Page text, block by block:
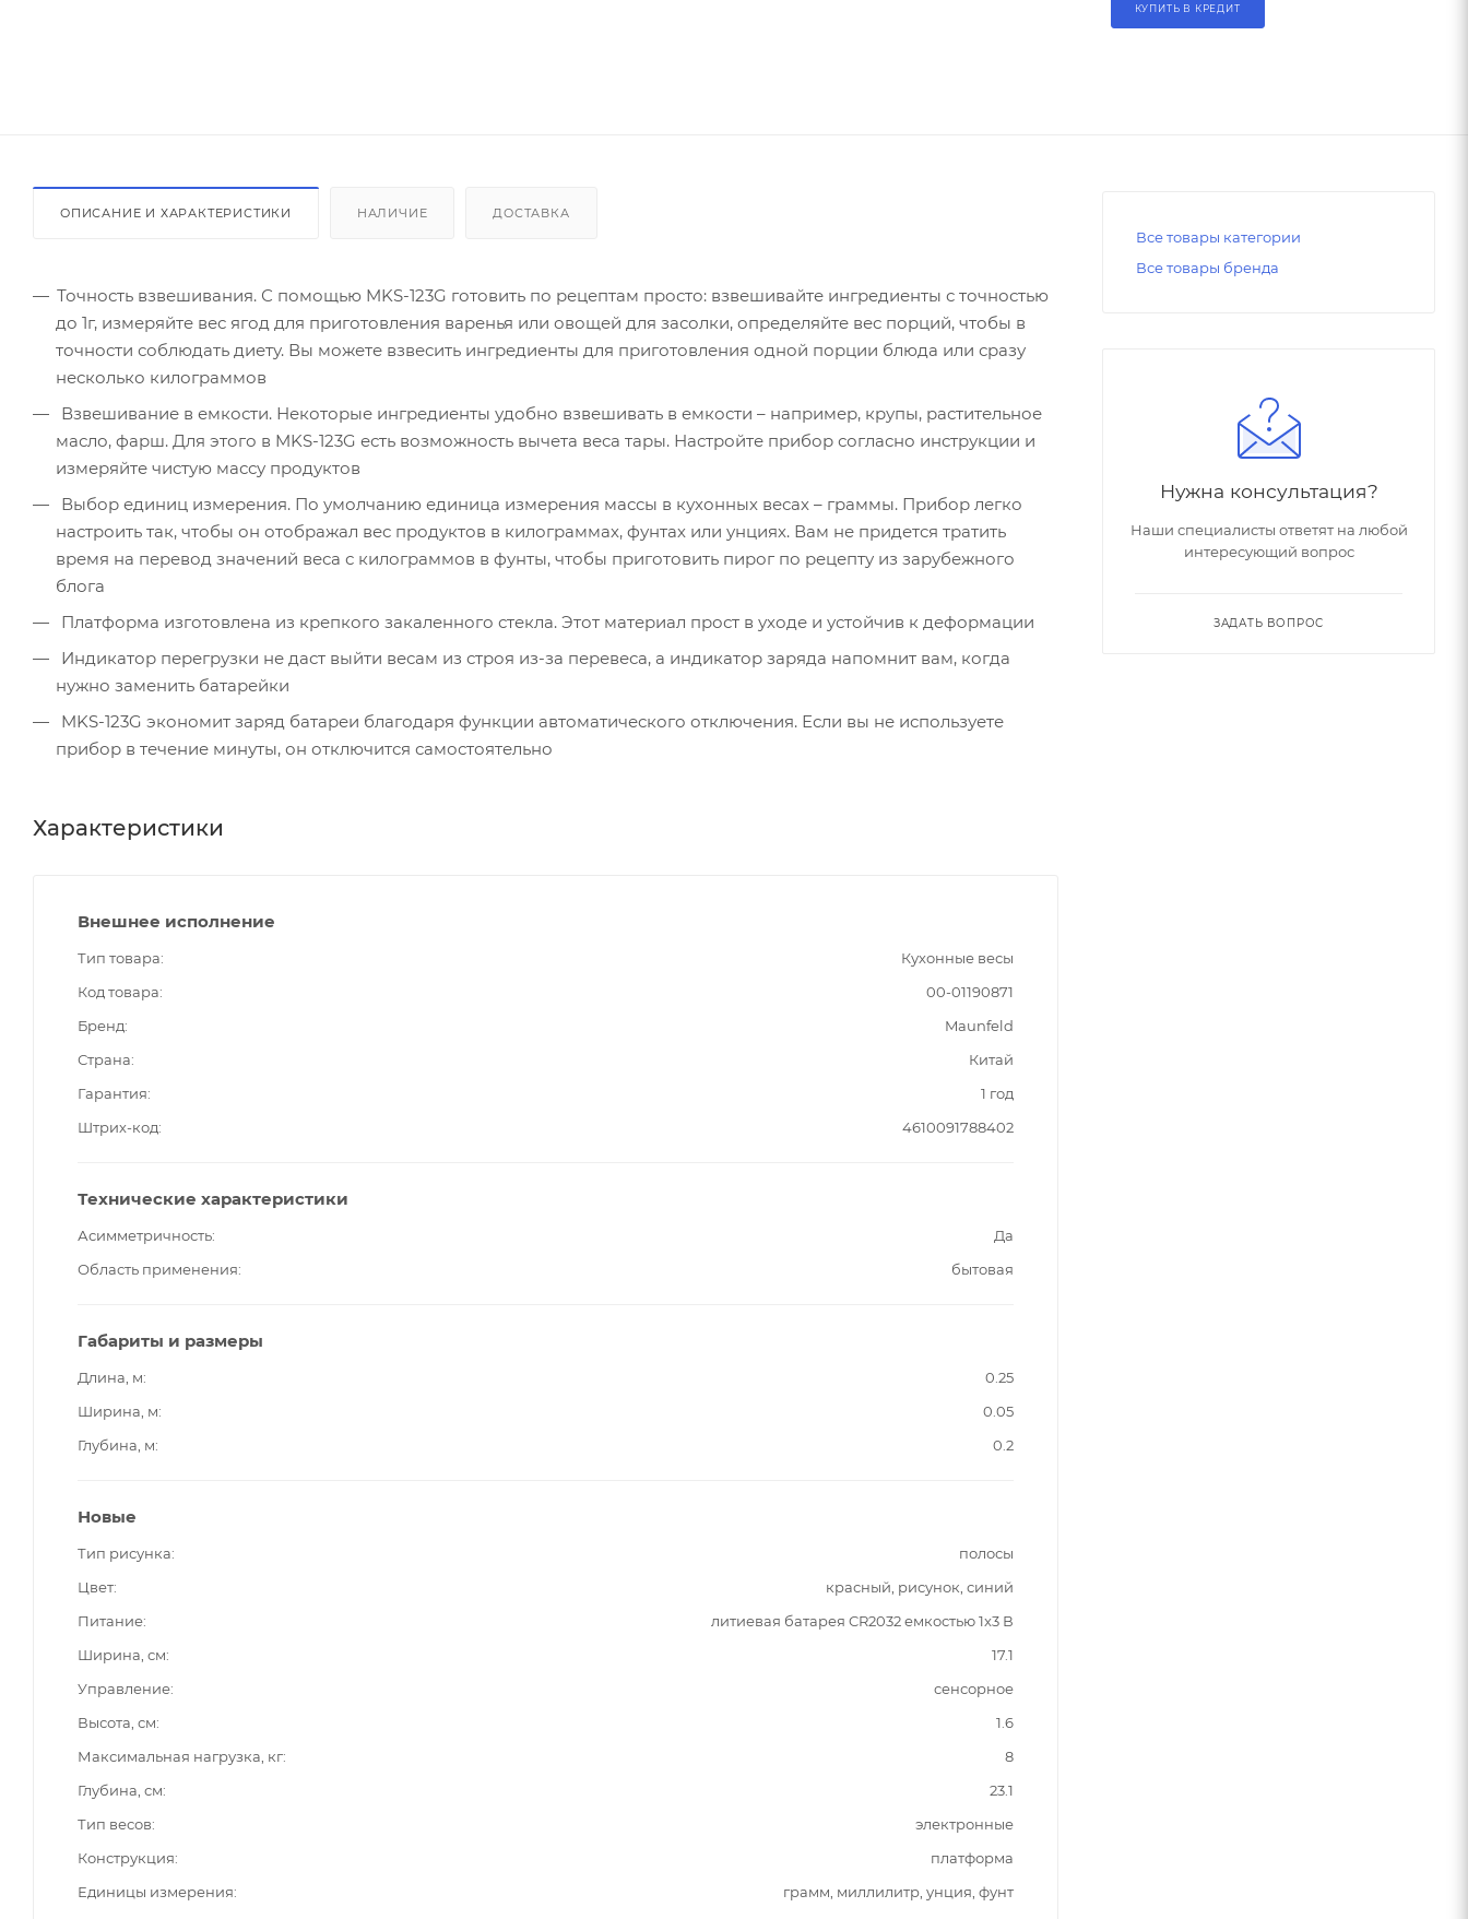
КУПИТЬ В КРЕДИТ
ОПИСАНИЕ И ХАРАКТЕРИСТИКИ НАЛИЧИЕ ДОСТАВКА
Точность взвешивания. С помощью MKS-123G готовить по рецептам просто: взвешивайте ингредиенты с точностью
до 1г, измеряйте вес ягод для приготовления варенья или овощей для засолки, определяйте вес порций, чтобы в
точности соблюдать диету. Вы можете взвесить ингредиенты для приготовления одной порции блюда или сразу
несколько килограммов
Взвешивание в емкости. Некоторые ингредиенты удобно взвешивать в емкости – например, крупы, растительное
масло, фарш. Для этого в MKS-123G есть возможность вычета веса тары. Настройте прибор согласно инструкции и
измеряйте чистую массу продуктов
Выбор единиц измерения. По умолчанию единица измерения массы в кухонных весах – граммы. Прибор легко
настроить так, чтобы он отображал вес продуктов в килограммах, фунтах или унциях. Вам не придется тратить
время на перевод значений веса с килограммов в фунты, чтобы приготовить пирог по рецепту из зарубежного
блога
Платформа изготовлена из крепкого закаленного стекла. Этот материал прост в уходе и устойчив к деформации
Индикатор перегрузки не даст выйти весам из строя из-за перевеса, а индикатор заряда напомнит вам, когда
нужно заменить батарейки
MKS-123G экономит заряд батареи благодаря функции автоматического отключения. Если вы не используете
прибор в течение минуты, он отключится самостоятельно
Характеристики
Внешнее исполнение
Тип товара
Кухонные весы
Код товара
00-01190871
Бренд
Maunfeld
Страна
Китай
Гарантия
1 год
Штрих-код
4610091788402
Технические характеристики
Асимметричность
Да
Область применения
бытовая
Габариты и размеры
Длина, м
0.25
Ширина, м
0.05
Глубина, м
0.2
Новые
Тип рисунка
полосы
Цвет
красный, рисунок, синий
Питание
литиевая батарея CR2032 емкостью 1x3 В
Ширина, см
17.1
Управление
сенсорное
Высота, см
1.6
Максимальная нагрузка, кг
8
Глубина, см
23.1
Тип весов
электронные
Конструкция
платформа
Единицы измерения
грамм, миллилитр, унция, фунт
Все товары категории
Все товары бренда
Нужна консультация?
Наши специалисты ответят на любой
интересующий вопрос
ЗАДАТЬ ВОПРОС